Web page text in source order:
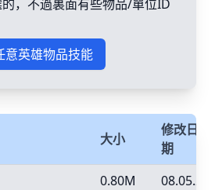
，不過裏面有些物品/單位ID
意英雄物品技能
大小
修改日
期
0.80M
08.05.25